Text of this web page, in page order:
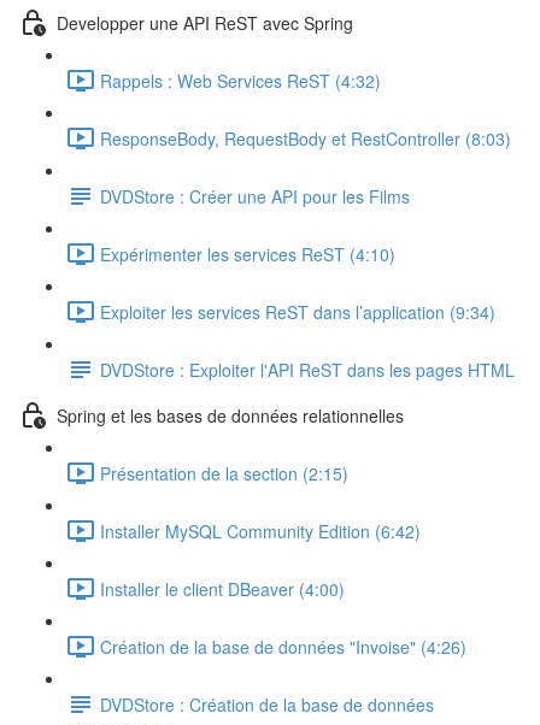
Developper une API ReST avec Spring
Rappels : Web Services ReST (4:32)
ResponseBody, RequestBody et RestController (8:03)
DVDStore : Créer une API pour les Films
Expérimenter les services ReST (4:10)
Exploiter les services ReST dans l’application (9:34)
DVDStore : Exploiter l'API ReST dans les pages HTML
Spring et les bases de données relationnelles
Présentation de la section (2:15)
Installer MySQL Community Edition (6:42)
Installer le client DBeaver (4:00)
Création de la base de données "Invoise" (4:26)
DVDStore : Création de la base de données